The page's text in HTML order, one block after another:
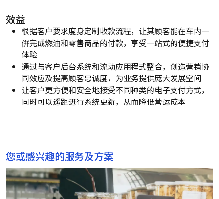
效益
根据客户要求度身定制收款流程，让其顾客能在车内一
倂完成燃油和零售商品的付款，享受一站式的便捷支付
体验
通过与客户后台系统和流动应用程式整合，创造营销协
同效应及提高顾客忠诚度，为业务提供庞大发展空间
让客户更方便和安全地接受不同种类的电子支付方式，
同时可以遥距进行系统更新，从而降低营运成本
您或感兴趣的服务及方案